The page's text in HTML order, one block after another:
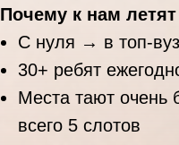
Почему к нам летят
С нуля → в топ-
30+ ребят
Места тают очень
всего 5 слотов